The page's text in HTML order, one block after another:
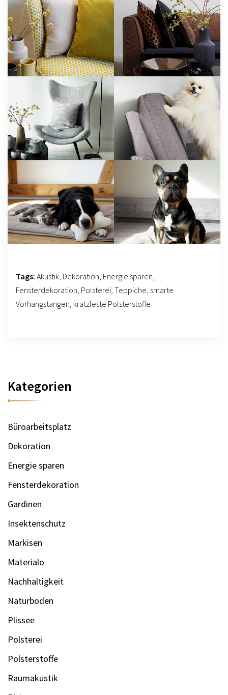
Tags: Akustik, Dekoration, Energie sparen,
Fensterdekoration, Polsterei, Teppiche, smarte
Vorhangstangen, kratzfeste Polsterstoffe
Kategorien
Büroarbeitsplatz
Dekoration
Energie sparen
Fensterdekoration
Gardinen
Insektenschutz
Markisen
Materialo
Nachhaltigkeit
Naturboden
Plissee
Polsterei
Polsterstoffe
Raumakustik